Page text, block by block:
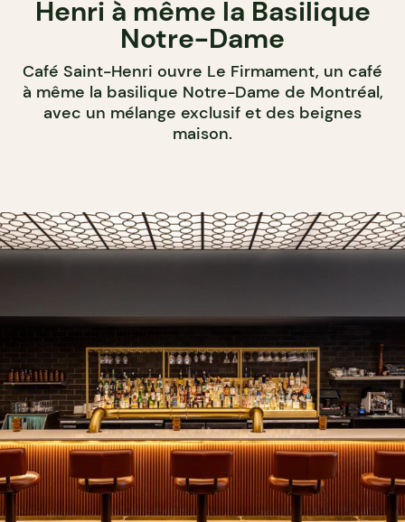
Henri à même la Basilique
Notre-Dame
Café Saint-Henri ouvre Le Firmament, un café
à même la basilique Notre-Dame de Montréal,
avec un mélange exclusif et des beignes
maison.